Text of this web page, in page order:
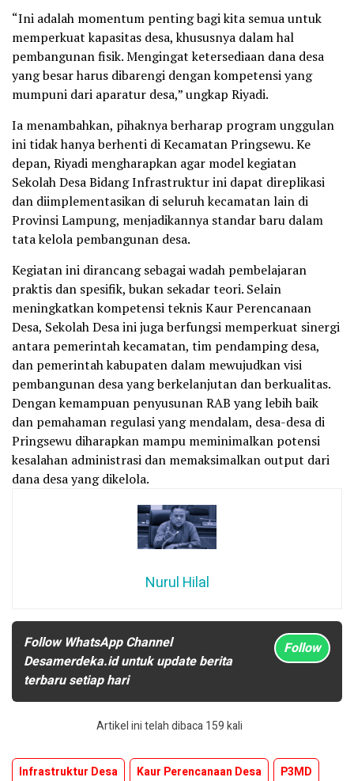
“Ini adalah momentum penting bagi kita semua untuk
memperkuat kapasitas desa, khususnya dalam hal
pembangunan fisik. Mengingat ketersediaan dana desa
yang besar harus dibarengi dengan kompetensi yang
mumpuni dari aparatur desa,” ungkap Riyadi.
Ia menambahkan, pihaknya berharap program unggulan
ini tidak hanya berhenti di Kecamatan Pringsewu. Ke
depan, Riyadi mengharapkan agar model kegiatan
Sekolah Desa Bidang Infrastruktur ini dapat direplikasi
dan diimplementasikan di seluruh kecamatan lain di
Provinsi Lampung, menjadikannya standar baru dalam
tata kelola pembangunan desa.
Kegiatan ini dirancang sebagai wadah pembelajaran
praktis dan spesifik, bukan sekadar teori. Selain
meningkatkan kompetensi teknis Kaur Perencanaan
Desa, Sekolah Desa ini juga berfungsi memperkuat sinergi
antara pemerintah kecamatan, tim pendamping desa,
dan pemerintah kabupaten dalam mewujudkan visi
pembangunan desa yang berkelanjutan dan berkualitas.
Dengan kemampuan penyusunan RAB yang lebih baik
dan pemahaman regulasi yang mendalam, desa-desa di
Pringsewu diharapkan mampu meminimalkan potensi
kesalahan administrasi dan memaksimalkan output dari
dana desa yang dikelola.
Nurul Hilal
Follow WhatsApp Channel
Desamerdeka.id untuk update berita
terbaru setiap hari
Follow
Artikel ini telah dibaca 159 kali
Infrastruktur Desa Kaur Perencanaan Desa P3MD